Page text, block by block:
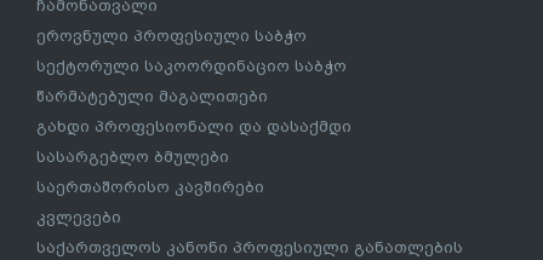
ჩამონათვალი
ეროვნული პროფესიული საბჭო
სექტორული საკოორდინაციო საბჭო
წარმატებული მაგალითები
გახდი პროფესიონალი და დასაქმდი
სასარგებლო ბმულები
საერთაშორისო კავშირები
კვლევები
საქართველოს კანონი პროფესიული განათლების